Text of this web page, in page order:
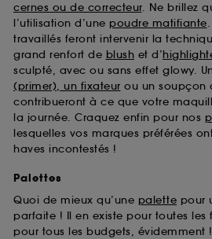
cernes ou de correcteur. Ne brillez
l’utilisation d’une poudre matifiante
travaillés feront intervenir la
grand renfort de blush et d’
sculpté, avec ou sans effet glowy.
(primer), un fixateur ou un soupçon
contribueront à ce que votre
la journée. Craquez enfin pour nos
lesquelles vos marques préférées
haves incontestés !
Palettes
Quoi de mieux qu’une palette pour
parfaite ! Il en existe pour toutes les
pour tous les budgets, évidemment